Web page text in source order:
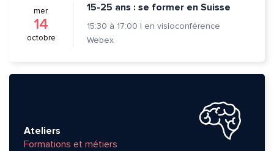
mer.
14
octobre
15-25 ans : se former en Suisse
15:30 à 17:00 | en visioconférence
Webex
Ateliers
Formations et métiers